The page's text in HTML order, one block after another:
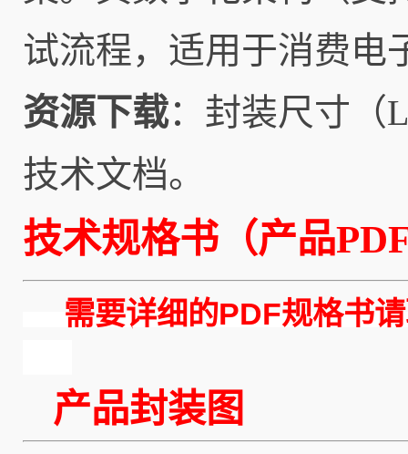
试流程，适用于消费电
资源下载：封装尺寸（
技术文档。
技术规格书（产品
需要详细的PDF规格书请
产品封装图